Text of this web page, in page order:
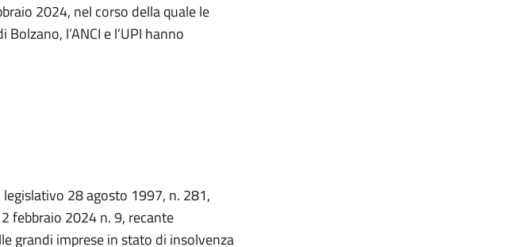
2024, nel corso della quale le
l’ANCI e l’UPI hanno
28 agosto 1997, n. 281,
febbraio 2024 n. 9, recante
grandi imprese in stato di insolvenza